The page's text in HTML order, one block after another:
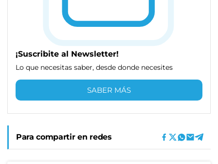
¡Suscribite al Newsletter!
Lo que necesitas saber, desde donde necesites
SABER MÁS
Para compartir en redes